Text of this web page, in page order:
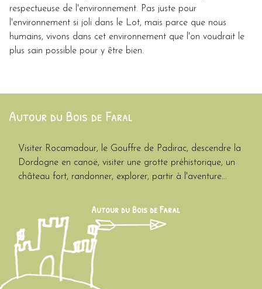
respectueuse de l'environnement. Pas juste pour
l'environnement si joli dans le Lot, mais parce que nous
humains, vivons dans cet environnement que l'on voudrait le
plus sain possible pour y être bien.
Autour du Bois de Faral
Visiter Rocamadour, le Gouffre de Padirac, descendre la
Dordogne en canoë, visiter une grotte préhistorique, un
château fort, randonner, explorer, partir à l'aventure...
Autour du Bois de Faral